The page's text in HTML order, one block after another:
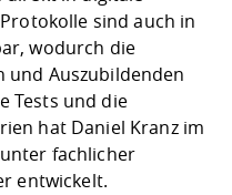
sind auch in
wodurch die
und Auszubildenden
Tests und die
hat Daniel Kranz im
fachlicher
entwickelt.